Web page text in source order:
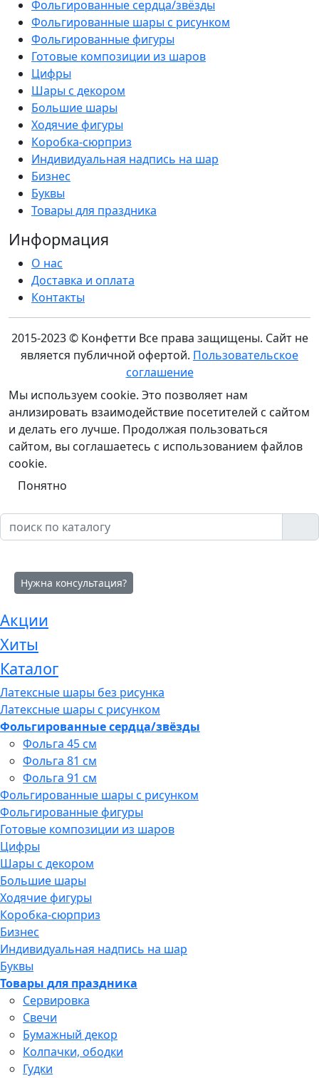
Фольгированные сердца/звёзды
Фольгированные шары с рисунком
Фольгированные фигуры
Готовые композиции из шаров
Цифры
Шары с декором
Большие шары
Ходячие фигуры
Коробка-сюрприз
Индивидуальная надпись на шар
Бизнес
Буквы
Товары для праздника
Информация
О нас
Доставка и оплата
Контакты
2015-2023 © Конфетти Все права защищены. Сайт не
является публичной офертой. Пользовательское
соглашение
Мы используем cookie. Это позволяет нам
анлизировать взаимодействие посетителей с сайтом
и делать его лучше. Продолжая пользоваться
сайтом, вы соглашаетесь с использованием файлов
cookie.
Понятно
Нужна консультация?
Акции
Хиты
Каталог
Латексные шары без рисунка
Латексные шары с рисунком
Фольгированные сердца/звёзды
Фольга 45 см
Фольга 81 см
Фольга 91 см
Фольгированные шары с рисунком
Фольгированные фигуры
Готовые композиции из шаров
Цифры
Шары с декором
Большие шары
Ходячие фигуры
Коробка-сюрприз
Бизнес
Индивидуальная надпись на шар
Буквы
Товары для праздника
Сервировка
Свечи
Бумажный декор
Колпачки, ободки
Гудки